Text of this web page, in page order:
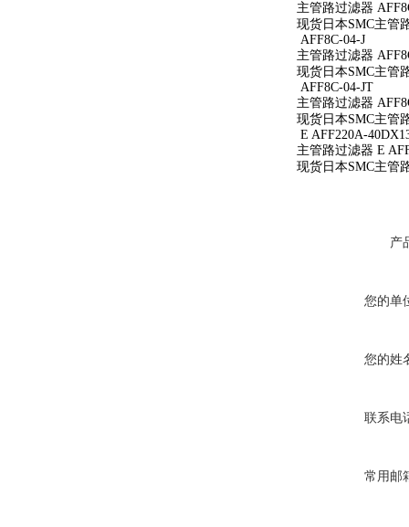
主管路过滤器
现货日本SMC主管
AFF8C-04-J
主管路过滤器
现货日本SMC主管
AFF8C-04-JT
主管路过滤器
现货日本SMC主管
E AFF220A-
主管路过滤器 E
现货日本SMC主管
产
您的单
您的姓
联系电
常用邮